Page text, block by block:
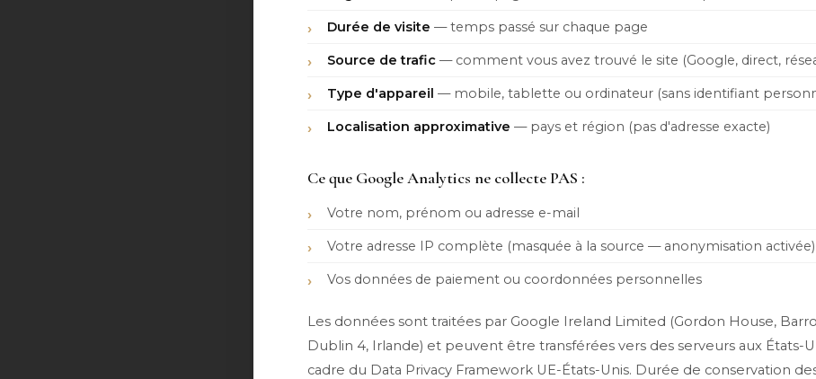
Durée de visite — temps passé sur chaque page
Source de trafic — comment vous avez trouvé le site (Google, direct,
Type d'appareil — mobile, tablette ou ordinateur (sans identifiant
Localisation approximative — pays et région (pas d'adresse exacte)
Ce que Google Analytics ne collecte PAS :
Votre nom, prénom ou adresse e-mail
Votre adresse IP complète (masquée à la source — anonymisation activée)
Vos données de paiement ou coordonnées personnelles
Les données sont traitées par Google Ireland Limited (Gordon House,
Dublin 4, Irlande) et peuvent être transférées vers des serveurs aux États-
cadre du Data Privacy Framework UE-États-Unis. Durée de conservation